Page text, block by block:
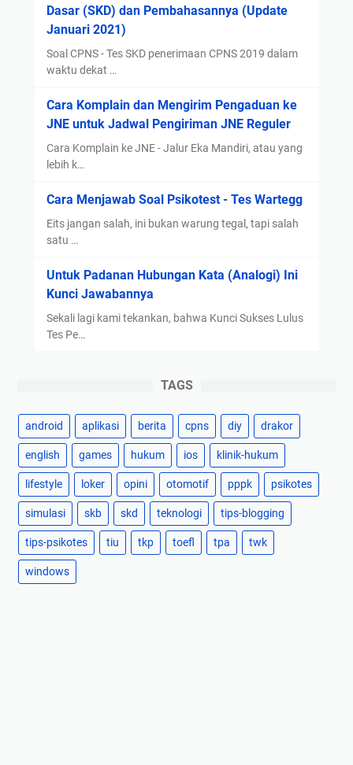
Dasar (SKD) dan Pembahasannya (Update
Januari 2021)
Soal CPNS - Tes SKD penerimaan CPNS 2019 dalam
waktu dekat …
Cara Komplain dan Mengirim Pengaduan ke
JNE untuk Jadwal Pengiriman JNE Reguler
Cara Komplain ke JNE - Jalur Eka Mandiri, atau yang
lebih k…
Cara Menjawab Soal Psikotest - Tes Wartegg
Eits jangan salah, ini bukan warung tegal, tapi salah
satu …
Untuk Padanan Hubungan Kata (Analogi) Ini
Kunci Jawabannya
Sekali lagi kami tekankan, bahwa Kunci Sukses Lulus
Tes Pe…
TAGS
android aplikasi berita cpns diy drakor
english games hukum ios klinik-hukum
lifestyle loker opini otomotif pppk psikotes
simulasi skb skd teknologi tips-blogging
tips-psikotes tiu tkp toefl tpa twk
windows